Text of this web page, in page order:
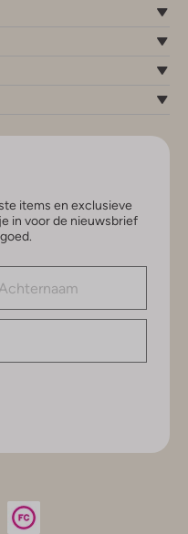
items en exclusieve
in voor de nieuwsbrief